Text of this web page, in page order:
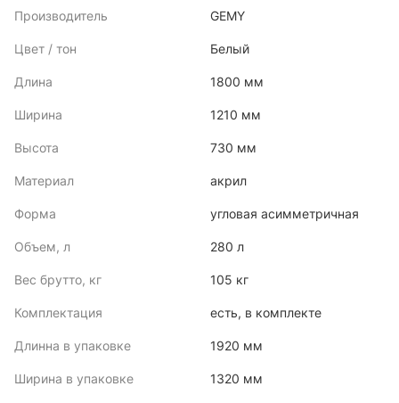
Производитель GEMY
Цвет / тон Белый
Длина 1800 мм
Ширина 1210 мм
Высота 730 мм
Материал акрил
Форма угловая асимметричная
Объем, л 280 л
Вес брутто, кг 105 кг
Комплектация есть, в комплекте
Длинна в упаковке 1920 мм
Ширина в упаковке 1320 мм